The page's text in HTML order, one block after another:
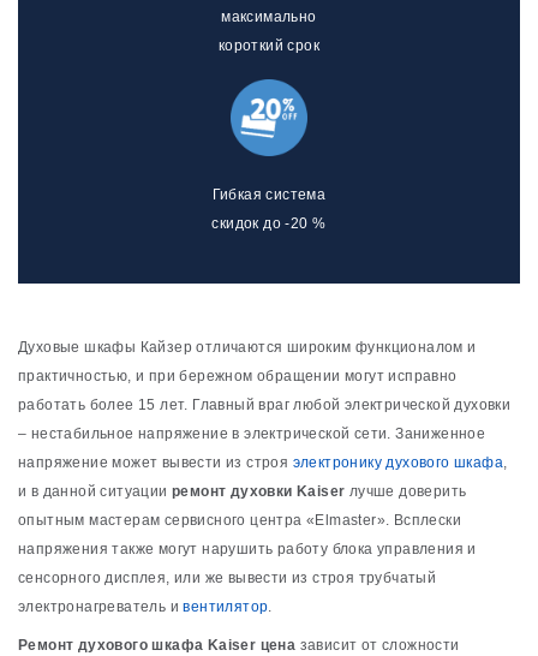
максимально
короткий срок
Гибкая система
скидок до -20 %
Духовые шкафы Кайзер отличаются широким функционалом и
практичностью, и при бережном обращении могут исправно
работать более 15 лет. Главный враг любой электрической духовки
– нестабильное напряжение в электрической сети. Заниженное
напряжение может вывести из строя электронику духового шкафа,
и в данной ситуацииремонт духовки Kaiser лучше доверить
опытным мастерам сервисного центра «Elmaster». Всплески
напряжения также могут нарушить работу блока управления и
сенсорного дисплея, или же вывести из строя трубчатый
электронагреватель ивентилятор.
Ремонт духового шкафа Kaiser цена зависит от сложности